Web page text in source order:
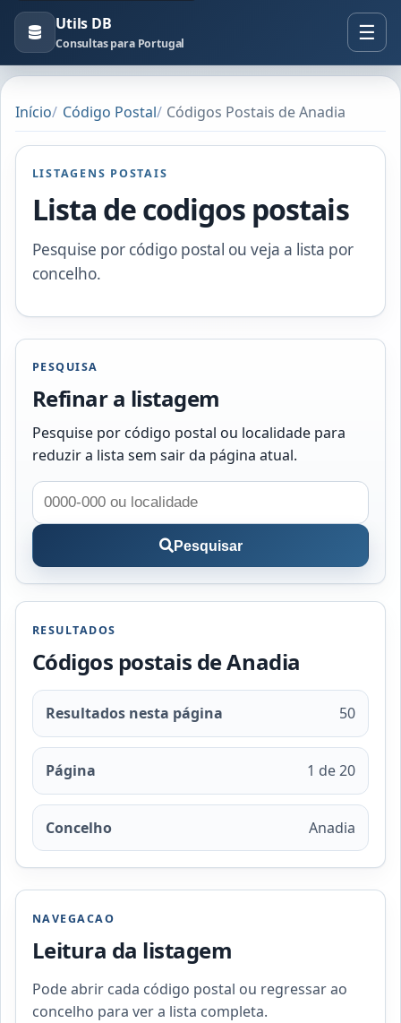
Utils DB
Consultas para Portugal
Início Código Postal Códigos Postais de Anadia
LISTAGENS POSTAIS
Lista de codigos postais
Pesquise por código postal ou veja a lista por
concelho.
PESQUISA
Refinar a listagem
Pesquise por código postal ou localidade para
reduzir a lista sem sair da página atual.
Pesquisar
RESULTADOS
Códigos postais de Anadia
Resultados nesta página 50
Página 1 de 20
Concelho Anadia
NAVEGACAO
Leitura da listagem
Pode abrir cada código postal ou regressar ao
concelho para ver a lista completa.